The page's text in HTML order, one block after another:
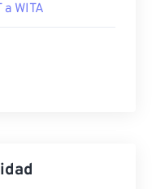
a WITA